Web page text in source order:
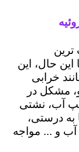
حال، این
خرابی
مشکل در
آب، نشتی
درستی،
و ... مواجه